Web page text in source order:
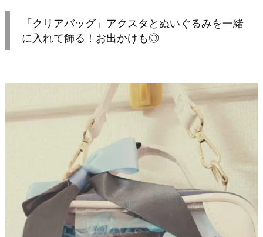
「クリアバッグ」アクスタとぬいぐるみを一緒
に入れて飾る！お出かけも◎